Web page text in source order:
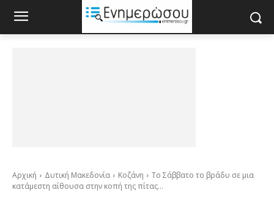
Αρχική Δυτική Μακεδονία Κοζάνη
Το Σάββατο το βράδυ σε μια
κατάμεστη αίθουσα στην κοπή της πίτας...